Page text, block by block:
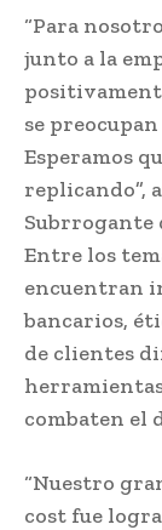
“Para
junto a la
se
Esperamos
replicando”,
Subrrogante
Entre los
encuentran
bancarios,
de clientes
combaten el
“Nuestro
cost fue